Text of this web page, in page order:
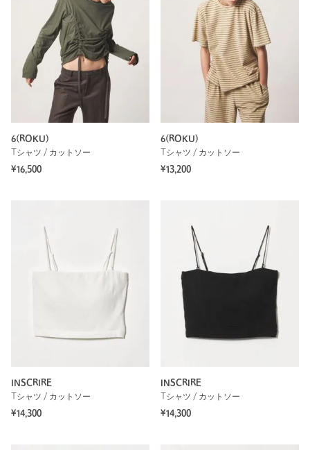
6(ROKU)
Tシャツ / カットソー
¥16,500
6(ROKU)
Tシャツ / カットソー
¥13,200
INSCRIRE
Tシャツ / カットソー
¥14,300
INSCRIRE
Tシャツ / カットソー
¥14,300